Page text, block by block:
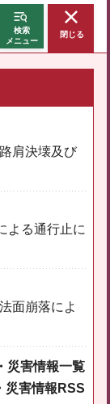
検索
メニュー
閉じる
肩決壊及び
よる通行止に
面崩落によ
災害情報一覧
災害情報RSS